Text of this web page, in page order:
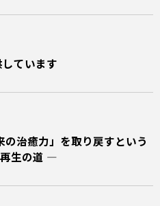
しています
治癒力」を取り戻すという
生の道 ―